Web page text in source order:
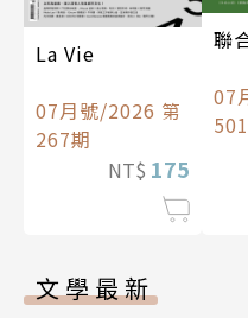
La Vie
07月號/2026 第
267期
NT$ 175
聯
07
文學最新